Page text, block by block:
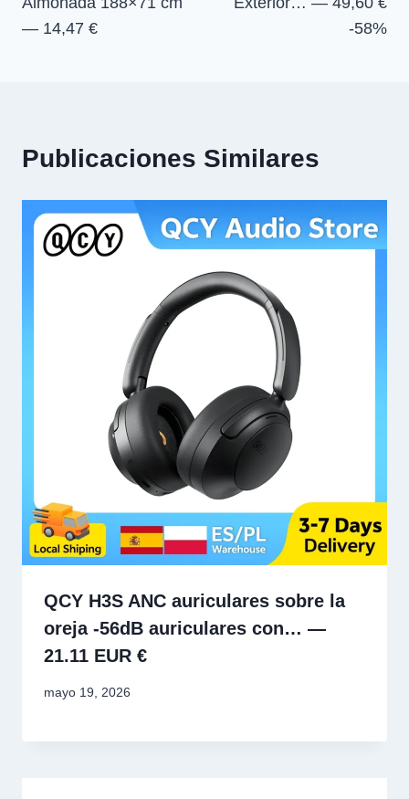
— 14,47 €
-58%
Publicaciones Similares
QCY H3S ANC auriculares sobre la
oreja -56dB auriculares con… —
21.11 EUR €
mayo 19, 2026